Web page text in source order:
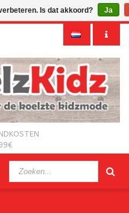
Is dat akkoord? Ja